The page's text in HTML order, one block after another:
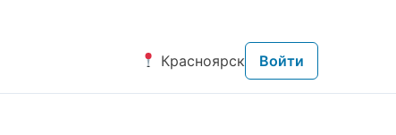
Красноярск Войти